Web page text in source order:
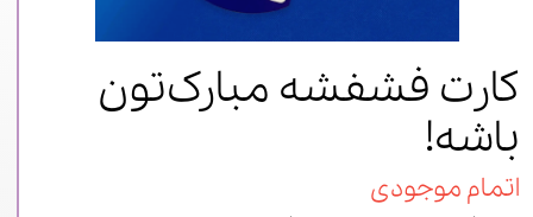
کارت فشفشه مبارک‌تون
باشه!
اتمام موجودی